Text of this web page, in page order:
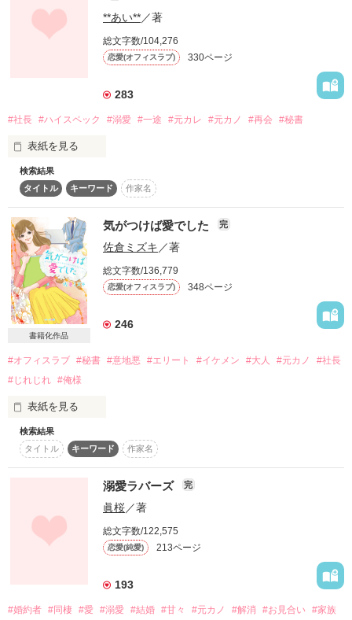
タイトル キーワード 作家名 表紙コメント
あらすじ
ジャンル
感想
ステータス 全て 完結
作品の長さ
コンテスト
賞」ベリーズカフェ会場
その他の条件 動画あり コミックあり
**あい**／著
総文字数/104,276
恋愛(オフィスラブ) 330ページ
283
#社長 #ハイスペック #溺愛 #一途 #元カレ #元カノ #再会 #秘書
表紙を見る
西宮杏奈(28)大手製薬会社社長秘書
武藤瑠衣(28)大手製薬会社社長
君を忘れたことなんて一度もなかった
もう一度俺とやりなおそう
元カレ社長に一途に溺愛される日々。
杏菜の日常は大きく変化していく…
素敵なレビューをありがとうございました。番外編も追加しま
すので未来のお話もお楽しみくださいね。
☆nobuponさんへ
レビューありがとうございます。こちらの作品もお読みいただ
けたんですね。うれしいです。
☆tomomocakeさんへ
れしく思います。よろしければほかの作品でもお会いできたら
検索結果
タイトル
キーワード 作家名
書籍化作品
気がつけば愛でした 完
佐倉ミズキ ／著
総文字数/136,779
恋愛(オフィスラブ) 348ページ
246
#オフィスラブ #秘書 #意地悪 #エリート #イケメン #大人 #元カノ
#社長
#じれじれ #俺様
表紙を見る
＊私の苦手なタイプ＊
·冷たい
·高身長
検索結果
タイトル
キーワード 作家名
溺愛ラバーズ 完
眞桜／著
総文字数/122,575
恋愛(純愛) 213ページ
193
#婚約者 #同棲 #愛 #溺愛 #結婚 #甘々 #元カノ #解消 #お見合い #家族